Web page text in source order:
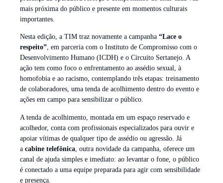
mais próxima do público e presente em momentos culturais
importantes.
Nesta edição, a TIM traz novamente a campanha “Lace o
respeito”, em parceria com o Instituto de Compromisso com o
Desenvolvimento Humano (ICDH) e o Circuito Sertanejo. A
ação tem como foco o enfrentamento ao assédio sexual, à
homofobia e ao racismo, contemplando três etapas: treinamento
de colaboradores, uma tenda de acolhimento dentro do evento e
ações em campo para sensibilizar o público.
A tenda de acolhimento, montada em um espaço reservado e
acolhedor, conta com profissionais especializados para ouvir e
apoiar vítimas de qualquer tipo de assédio ou agressão. Já
a cabine telefônica , outra novidade da campanha, oferece um
canal de ajuda simples e imediato: ao levantar o fone, o público
é conectado a uma equipe preparada para agir com sensibilidade
e presença.